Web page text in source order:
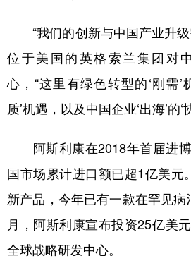
“我们的创新与中国产业升级
位于美国的英格索兰集团对
心，“这里有绿色转型的‘刚需’
质’机遇，以及中国企业‘出海’的‘
阿斯利康在2018年首届进博
国市场累计进口额已超1亿美元
新产品，今年已有一款在罕见
月，阿斯利康宣布投资25亿美
全球战略研发中心。